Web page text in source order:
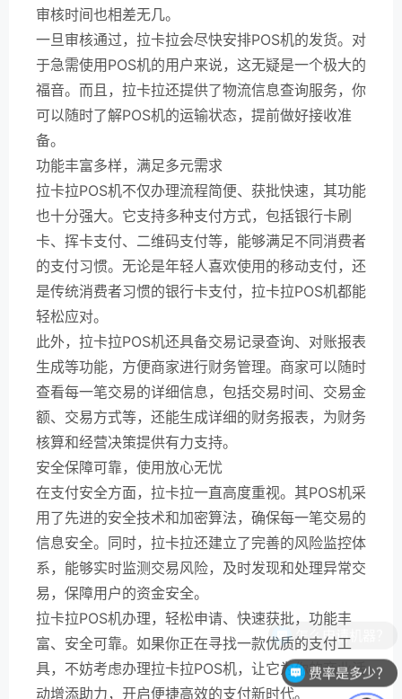
审核时间也相差无几。
一旦审核通过，拉卡拉会尽快安排POS机的发货。对
于急需使用POS机的用户来说，这无疑是一个极大的
福音。而且，拉卡拉还提供了物流信息查询服务，你
可以随时了解POS机的运输状态，提前做好接收准
备。
功能丰富多样，满足多元需求
拉卡拉POS机不仅办理流程简便、获批快速，其功能
也十分强大。它支持多种支付方式，包括银行卡刷
卡、挥卡支付、二维码支付等，能够满足不同消费者
的支付习惯。无论是年轻人喜欢使用的移动支付，还
是传统消费者习惯的银行卡支付，拉卡拉POS机都能
轻松应对。
此外，拉卡拉POS机还具备交易记录查询、对账报表
生成等功能，方便商家进行财务管理。商家可以随时
查看每一笔交易的详细信息，包括交易时间、交易金
额、交易方式等，还能生成详细的财务报表，为财务
核算和经营决策提供有力支持。
安全保障可靠，使用放心无忧
在支付安全方面，拉卡拉一直高度重视。其POS机采
用了先进的安全技术和加密算法，确保每一笔交易的
信息安全。同时，拉卡拉还建立了完善的风险监控体
系，能够实时监测交易风险，及时发现和处理异常交
易，保障用户的资金安全。
拉卡拉POS机办理，轻松申请、快速获批，功能丰
富、安全可靠。如果你正在寻找一款优质的支付工
具，不妨考虑办理拉卡拉POS机，让它为你的商业活
动增添助力，开启便捷高效的支付新时代。
费率是多少？